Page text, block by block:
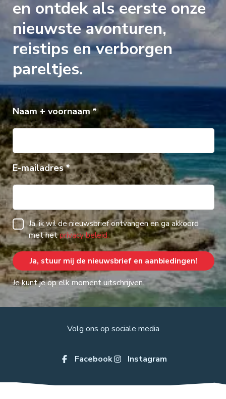
en ontdek als eerste onze
nieuwste avonturen,
reistips en verborgen
pareltjes.
Naam + voornaam
E-mailadres
Ja, ik wil de nieuwsbrief ontvangen en ga akkoord
met hetprivacy beleid.
Je kunt je op elk moment uitschrijven.
Volg ons op sociale media
Facebook Instagram